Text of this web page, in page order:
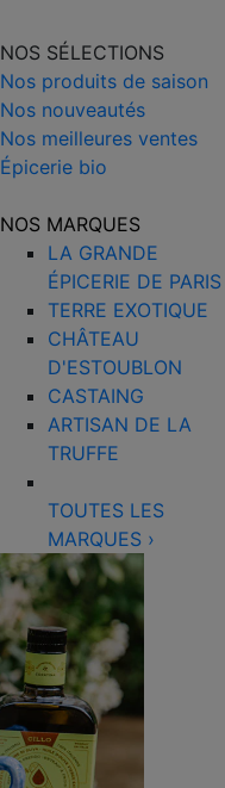
NOS SÉLECTIONS
Nos produits de saison
Nos nouveautés
Nos meilleures ventes
Épicerie bio
NOS MARQUES
LA GRANDE
ÉPICERIE DE PARIS
TERRE EXOTIQUE
CHÂTEAU
D'ESTOUBLON
CASTAING
ARTISAN DE LA
TRUFFE
TOUTES LES
MARQUES ›